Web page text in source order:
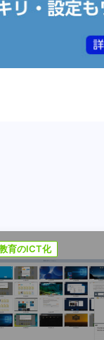
育のICT化